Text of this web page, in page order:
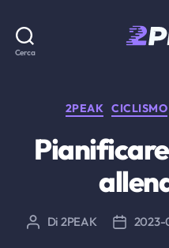
Cerca
2PEAK CICLISMO
Autore
Di 2PEAK
Data2023-